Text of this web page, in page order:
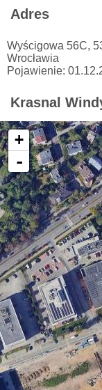
Adres
Wyścigowa 56C,
Wrocławia
Pojawienie:
Krasnal
+
-